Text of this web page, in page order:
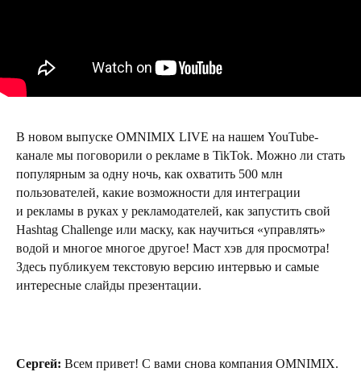
В новом выпуске OMNIMIX LIVE на нашем YouTube-
канале мы поговорили о рекламе в TikTok. Можно ли стать
популярным за одну ночь, как охватить 500 млн
пользователей, какие возможности для интеграции
и рекламы в руках у рекламодателей, как запустить свой
Hashtag Challenge или маску, как научиться «управлять»
водой и многое многое другое! Маст хэв для просмотра!
Здесь публикуем текстовую версию интервью и самые
интересные слайды презентации.
Сергей: Всем привет! С вами снова компания OMNIMIX.